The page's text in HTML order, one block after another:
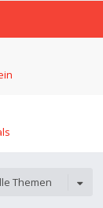
Themen